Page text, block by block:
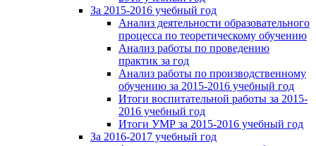
За 2015-2016 учебный год
Анализ деятельности образовательного
процесса по теоретическому обучению
Анализ работы по проведению
практик за год
Анализ работы по производственному
обучению за 2015-2016 учебный год
Итоги воспитательной работы за 2015-
2016 учебный год
Итоги УМР за 2015-2016 учебный год
За 2016-2017 учебный год